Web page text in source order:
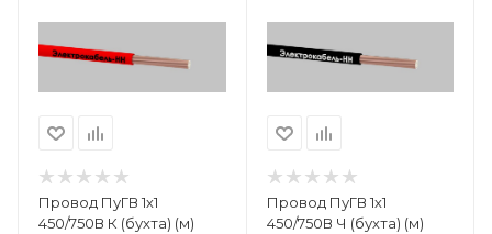
Провод ПуГВ 1х1
450/750В К (бухта) (м)
Провод ПуГВ 1х1
450/750В Ч (бухта) (м)